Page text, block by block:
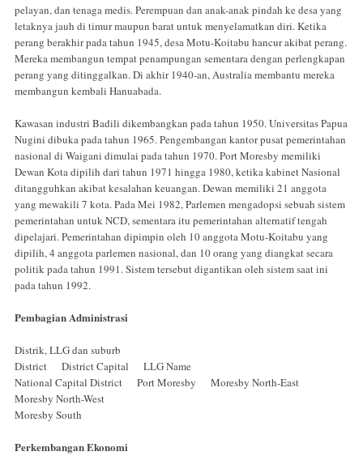
pelayan, dan tenaga medis. Perempuan dan anak-anak pindah ke desa yang
letaknya jauh di timur maupun barat untuk menyelamatkan diri. Ketika
perang berakhir pada tahun 1945, desa Motu-Koitabu hancur akibat perang.
Mereka membangun tempat penampungan sementara dengan perlengkapan
perang yang ditinggalkan. Di akhir 1940-an, Australia membantu mereka
membangun kembali Hanuabada.
Kawasan industri Badili dikembangkan pada tahun 1950. Universitas Papua
Nugini dibuka pada tahun 1965. Pengembangan kantor pusat pemerintahan
nasional di Waigani dimulai pada tahun 1970. Port Moresby memiliki
Dewan Kota dipilih dari tahun 1971 hingga 1980, ketika kabinet Nasional
ditangguhkan akibat kesalahan keuangan. Dewan memiliki 21 anggota
yang mewakili 7 kota. Pada Mei 1982, Parlemen mengadopsi sebuah sistem
pemerintahan untuk NCD, sementara itu pemerintahan alternatif tengah
dipelajari. Pemerintahan dipimpin oleh 10 anggota Motu-Koitabu yang
dipilih, 4 anggota parlemen nasional, dan 10 orang yang diangkat secara
politik pada tahun 1991. Sistem tersebut digantikan oleh sistem saat ini
pada tahun 1992.
Pembagian Administrasi
Distrik, LLG dan suburb
District District Capital LLG Name
National Capital District Port Moresby Moresby North-East
Moresby North-West
Moresby South
Perkembangan Ekonomi